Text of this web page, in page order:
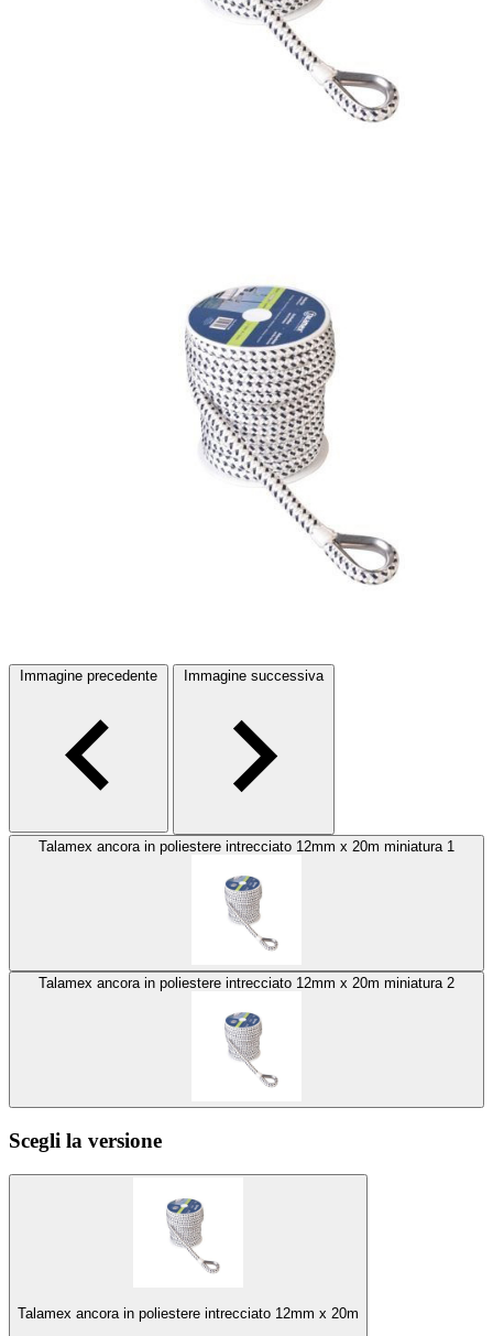
Immagine precedente Immagine successiva
Talamex ancora in poliestere intrecciato 12mm x 20m miniatura 1
Talamex ancora in poliestere intrecciato 12mm x 20m miniatura 2
Scegli la versione
Talamex ancora in poliestere intrecciato 12mm x 20m